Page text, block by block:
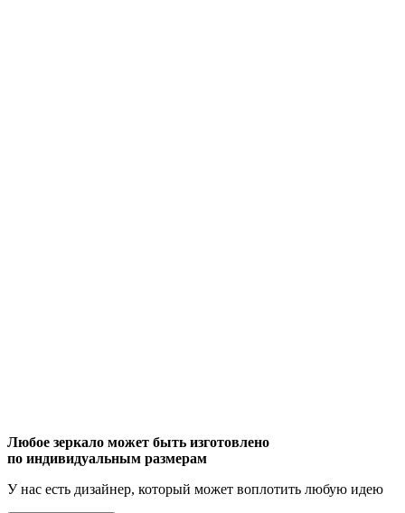
Любое зеркало может быть изготовлено
по индивидуальным размерам
У нас есть дизайнер, который может воплотить любую идею